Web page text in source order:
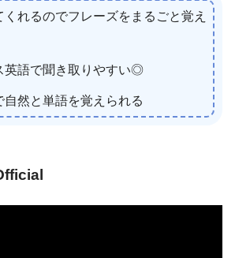
れるのでフレーズをまるごと覚え
英語で聞き取りやすい◎
自然と単語を覚えられる